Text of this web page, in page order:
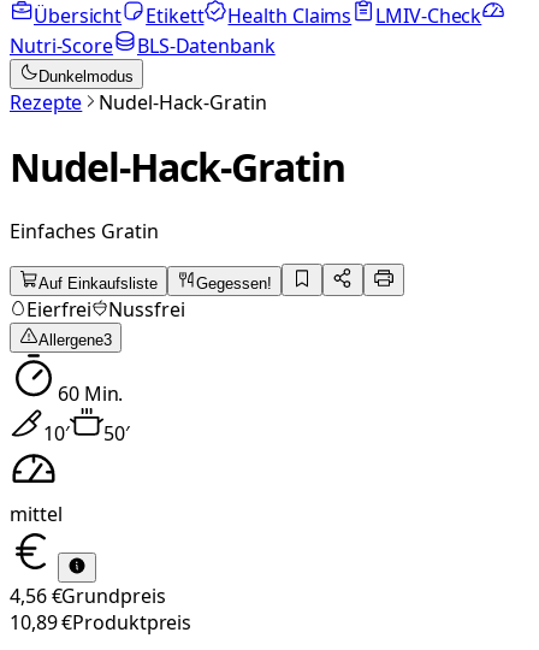
Übersicht
Etikett Health Claims
LMIV-Check
Nutri-Score
BLS-Datenbank
Dunkelmodus
Rezepte Nudel-Hack-Gratin
Nudel-Hack-Gratin
Einfaches Gratin
Auf Einkaufsliste Gegessen!
Eierfrei Nussfrei
Allergene3
60Min.
10′ 50′
mittel
4,56 €Grundpreis
10,89 €Produktpreis